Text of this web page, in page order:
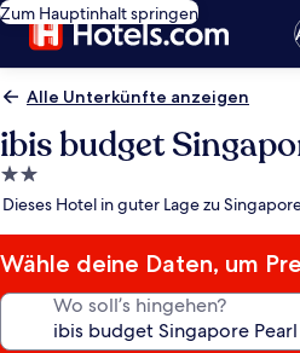
Zum Hauptinhalt springen
Alle Unterkünfte anzeigen
ibis budget
2.0-
Sterne-
Dieses Hotel in guter Lage zu
Wähle deine Daten, um
Wo soll’s hingehen?